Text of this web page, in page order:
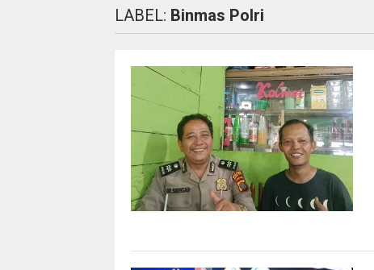
LABEL: Binmas Polri